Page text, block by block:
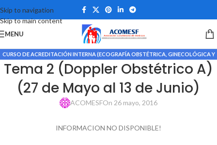
Skip to navigation
Skip to main content
MENU
CURSO DE ACREDITACIÓN INTERNA (ECOGRAFÍA OBSTÉTRICA, GINECOLÓGICA Y
DOPPLER MATERNO FETAL)
Tema 2 (Doppler Obstétrico A)
(27 de Mayo al 13 de Junio)
ACOMESFOn 26 mayo, 2016
INFORMACION NO DISPONIBLE!